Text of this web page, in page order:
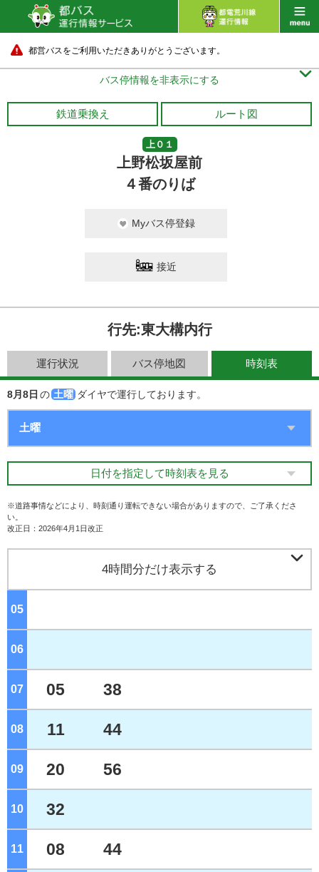
都営バスをご利用いただきありがとうございます。
バス停情報を非表示にする 
鉄道乗換え ルート図
上０１
上野松坂屋前
４番のりば
Myバス停登録
接近
行先:東大構内行
運行状況 バス停地図 時刻表
8月8日 の 土曜 ダイヤで運行しております。
日付を指定して時刻表を見る
※道路事情などにより、時刻通り運転できない場合がありますので、ご了承くださ
い。
改正日：2026年4月1日改正
4時間分だけ表示する 
05
06
07 05 38
08 11 44
09 20 56
10 32
11 08 44